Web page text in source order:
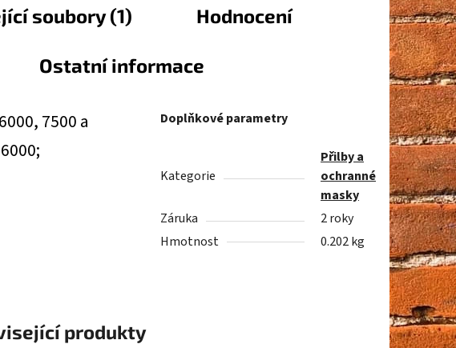
soubory (1) Hodnocení
Ostatní informace
7500 a
Doplňkové parametry
Kategorie
Přilby a
ochranné
masky
Záruka
2 roky
Hmotnost
0.202 kg
produkty